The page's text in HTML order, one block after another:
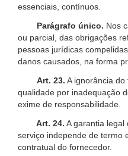
essenciais, contínuos.
Parágrafo único. Nos
ou parcial, das obrigações
pessoas jurídicas
danos causados, na forma
Art. 23. A ignorância
qualidade por inadequação
exime de responsabilidade.
Art. 24. A garantia legal
serviço independe de termo
contratual do fornecedor.